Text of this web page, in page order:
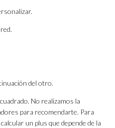
del otro.
No realizamos la
para recomendarte. Para
un plus que depende de la